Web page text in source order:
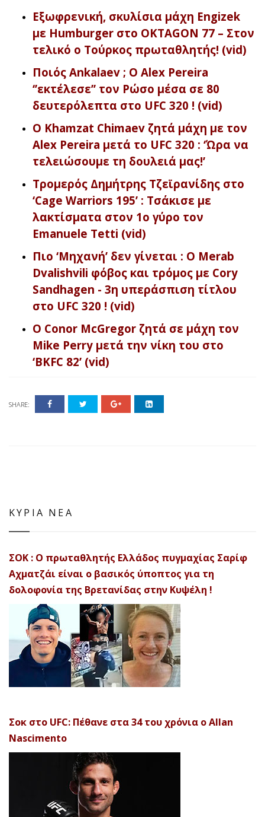
Εξωφρενική, σκυλίσια μάχη Engizek
με Humburger στο OKTAGON 77 – Στον
τελικό ο Τούρκος πρωταθλητής! (vid)
Ποιός Ankalaev ; Ο Alex Pereira
‘’εκτέλεσε’’ τον Ρώσο μέσα σε 80
δευτερόλεπτα στο UFC 320 ! (vid)
Ο Khamzat Chimaev ζητά μάχη με τον
Alex Pereira μετά το UFC 320 : ‘Ώρα να
τελειώσουμε τη δουλειά μας!’
Tρομερός Δημήτρης Τζεϊρανίδης στο
‘Cage Warriors 195’ : Τσάκισε με
λακτίσματα στον 1ο γύρο τον
Emanuele Tetti (vid)
Πιο ‘Μηχανή’ δεν γίνεται : Ο Merab
Dvalishvili φόβος και τρόμος με Cory
Sandhagen - 3η υπεράσπιση τίτλου
στο UFC 320 ! (vid)
Ο Conor McGregor ζητά σε μάχη τον
Mike Perry μετά την νίκη του στο
‘BKFC 82’ (vid)
SHARE:
ΚΥΡΙΑ ΝΕΑ
ΣΟΚ : Ο πρωταθλητής Ελλάδος πυγμαχίας Σαρίφ
Αχματζάι είναι ο βασικός ύποπτος για τη
δολοφονία της Βρετανίδας στην Κυψέλη !
Σοκ στο UFC: Πέθανε στα 34 του χρόνια ο Allan
Nascimento